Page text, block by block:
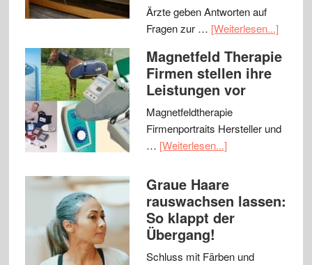
Ärzte geben Antworten auf
Fragen zur … [Weiterlesen...]
Magnetfeld Therapie
Firmen stellen ihre
Leistungen vor
Magnetfeldtherapie
Firmenportraits Hersteller und
… [Weiterlesen...]
Graue Haare
rauswachsen lassen:
So klappt der
Übergang!
Schluss mit Färben und